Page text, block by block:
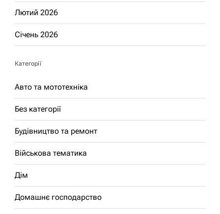
Лютий 2026
Січень 2026
Категорії
Авто та мототехніка
Без категорії
Будівництво та ремонт
Військова тематика
Дім
Домашнє господарство